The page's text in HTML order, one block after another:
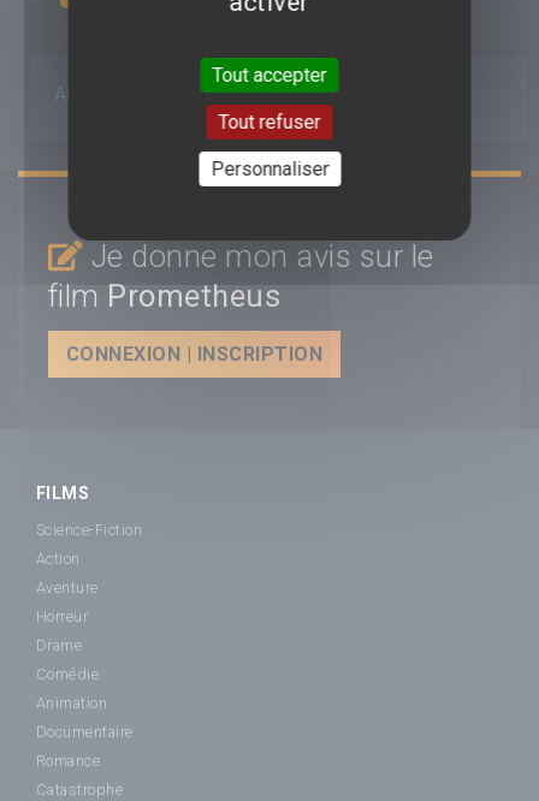
Aucun avis n'est pour le moment disponible.
Je donne mon avis sur le
film Prometheus
CONNEXION | INSCRIPTION
FILMS
Science-Fiction
Action
Aventure
Horreur
Drame
Comédie
Animation
Documentaire
Romance
Catastrophe
Tout accepter
Tout refuser
Personnaliser